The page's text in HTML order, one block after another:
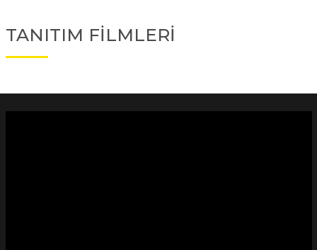
TANITIM FİLMLERİ